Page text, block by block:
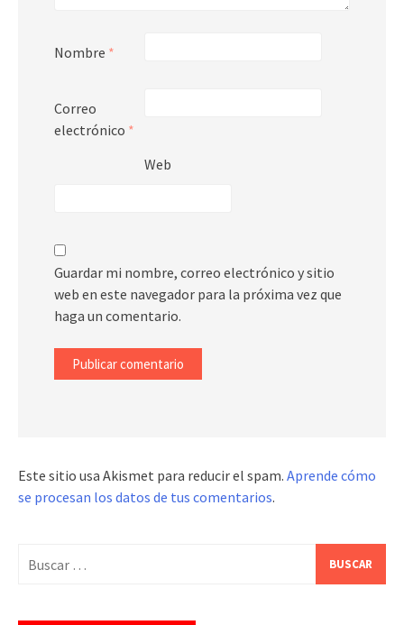
Nombre *
Correo
electrónico *
Web
Guardar mi nombre, correo electrónico y sitio
web en este navegador para la próxima vez que
haga un comentario.
Este sitio usa Akismet para reducir el spam. Aprende cómo
se procesan los datos de tus comentarios.